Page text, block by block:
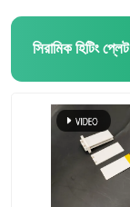
সিরামিক হিটিং প্লেট